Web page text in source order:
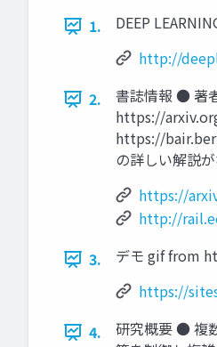
1.
DEEP
http://
2.
書誌情報 ● 著
https://
https://
の詳しい解説
https://
http://
3.
デモ gif from
https://
4.
研究概要 ● 複